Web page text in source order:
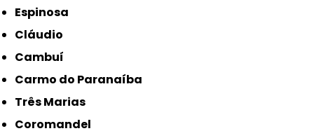
Espinosa
Cláudio
Cambuí
Carmo do Paranaíba
Três Marias
Coromandel